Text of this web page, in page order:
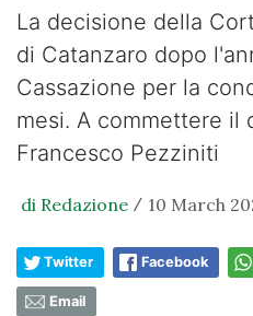
La decisione della
di Catanzaro dopo
Cassazione per la
mesi. A commettere il
Francesco Pezziniti
di Redazione / 10 March
Twitter Facebook
Email